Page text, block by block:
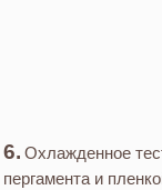
Охлажденное
пергамента и